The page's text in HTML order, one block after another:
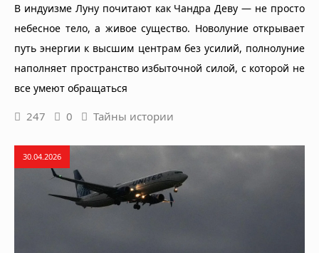
В индуизме Луну почитают как Чандра Деву — не просто
небесное тело, а живое существо. Новолуние открывает
путь энергии к высшим центрам без усилий, полнолуние
наполняет пространство избыточной силой, с которой не
все умеют обращаться
247 0 Тайны истории
30.04.2026